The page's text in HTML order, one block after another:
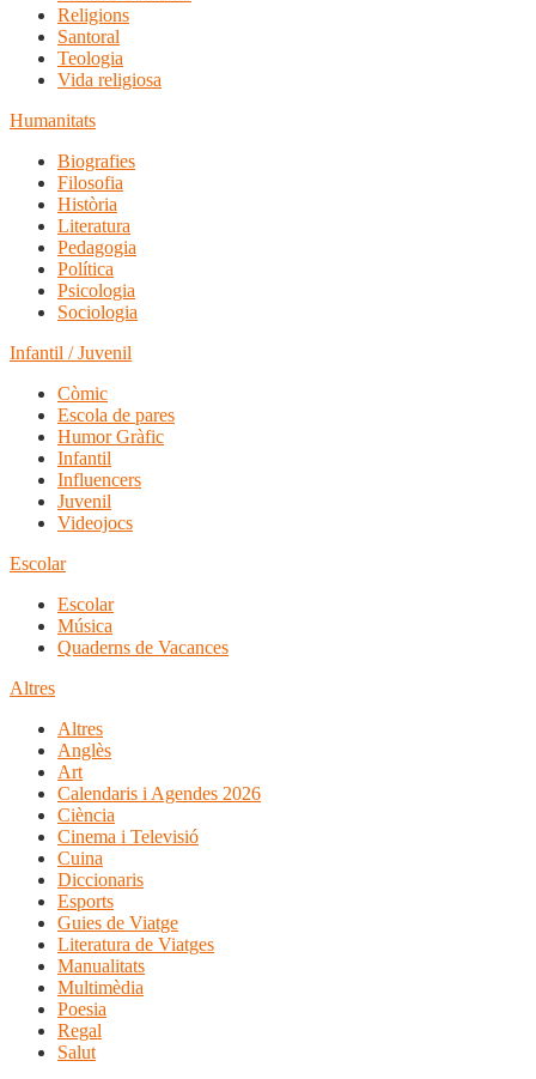
Religions
Santoral
Teologia
Vida religiosa
Humanitats
Biografies
Filosofia
Història
Literatura
Pedagogia
Política
Psicologia
Sociologia
Infantil / Juvenil
Còmic
Escola de pares
Humor Gràfic
Infantil
Influencers
Juvenil
Videojocs
Escolar
Escolar
Música
Quaderns de Vacances
Altres
Altres
Anglès
Art
Calendaris i Agendes 2026
Ciència
Cinema i Televisió
Cuina
Diccionaris
Esports
Guies de Viatge
Literatura de Viatges
Manualitats
Multimèdia
Poesia
Regal
Salut